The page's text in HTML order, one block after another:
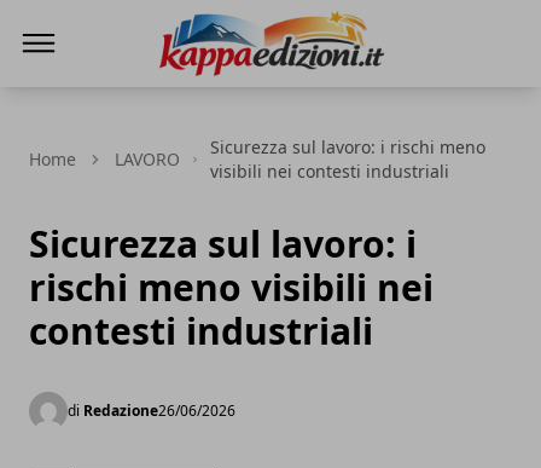
Home LAVORO
Sicurezza sul lavoro: i rischi meno
visibili nei contesti industriali
Sicurezza sul lavoro: i
rischi meno visibili nei
contesti industriali
di Redazione26/06/2026